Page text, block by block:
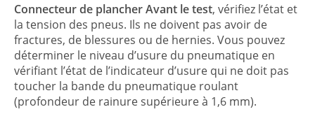
Connecteur de plancher Avant le test, vérifiez l’état et
la tension des pneus. Ils ne doivent pas avoir de
fractures, de blessures ou de hernies. Vous pouvez
déterminer le niveau d’usure du pneumatique en
vérifiant l’état de l’indicateur d’usure qui ne doit pas
toucher la bande du pneumatique roulant
(profondeur de rainure supérieure à 1,6 mm).